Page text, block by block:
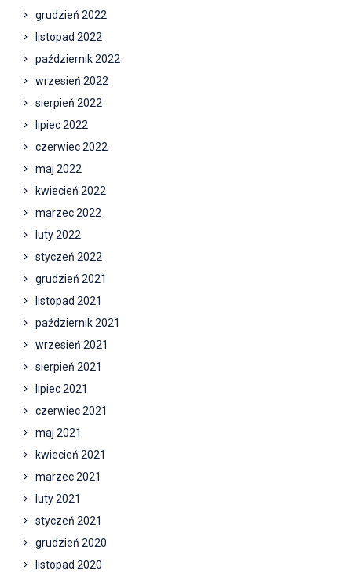
grudzień 2022
listopad 2022
październik 2022
wrzesień 2022
sierpień 2022
lipiec 2022
czerwiec 2022
maj 2022
kwiecień 2022
marzec 2022
luty 2022
styczeń 2022
grudzień 2021
listopad 2021
październik 2021
wrzesień 2021
sierpień 2021
lipiec 2021
czerwiec 2021
maj 2021
kwiecień 2021
marzec 2021
luty 2021
styczeń 2021
grudzień 2020
listopad 2020